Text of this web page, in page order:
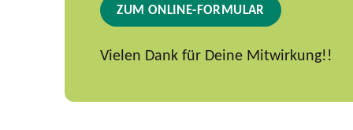
ZUM ONLINE-FORMULAR
Vielen Dank für Deine Mitwirkung!!